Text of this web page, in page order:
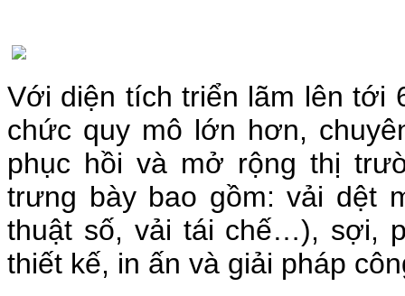
Với diện tích triển lãm lên tới
chức quy mô lớn hơn,
phục hồi và mở rộng thị
trưng bày bao gồm: vải dệt
thuật số, vải tái chế…), sợi,
thiết kế, in ấn và giải pháp